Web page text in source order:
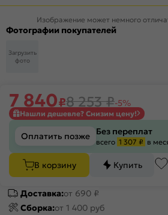
Изображение может немного
Фотографии покупателей
Загрузить
фото
7 840₽8 253₽-5%
Нашли дешевле? Снизим цену!
Оплатить позже Без переплат
всего 1 307 ₽ в
В корзину Купить
Доставка:от 690 ₽
Сборка:от 1 400 руб